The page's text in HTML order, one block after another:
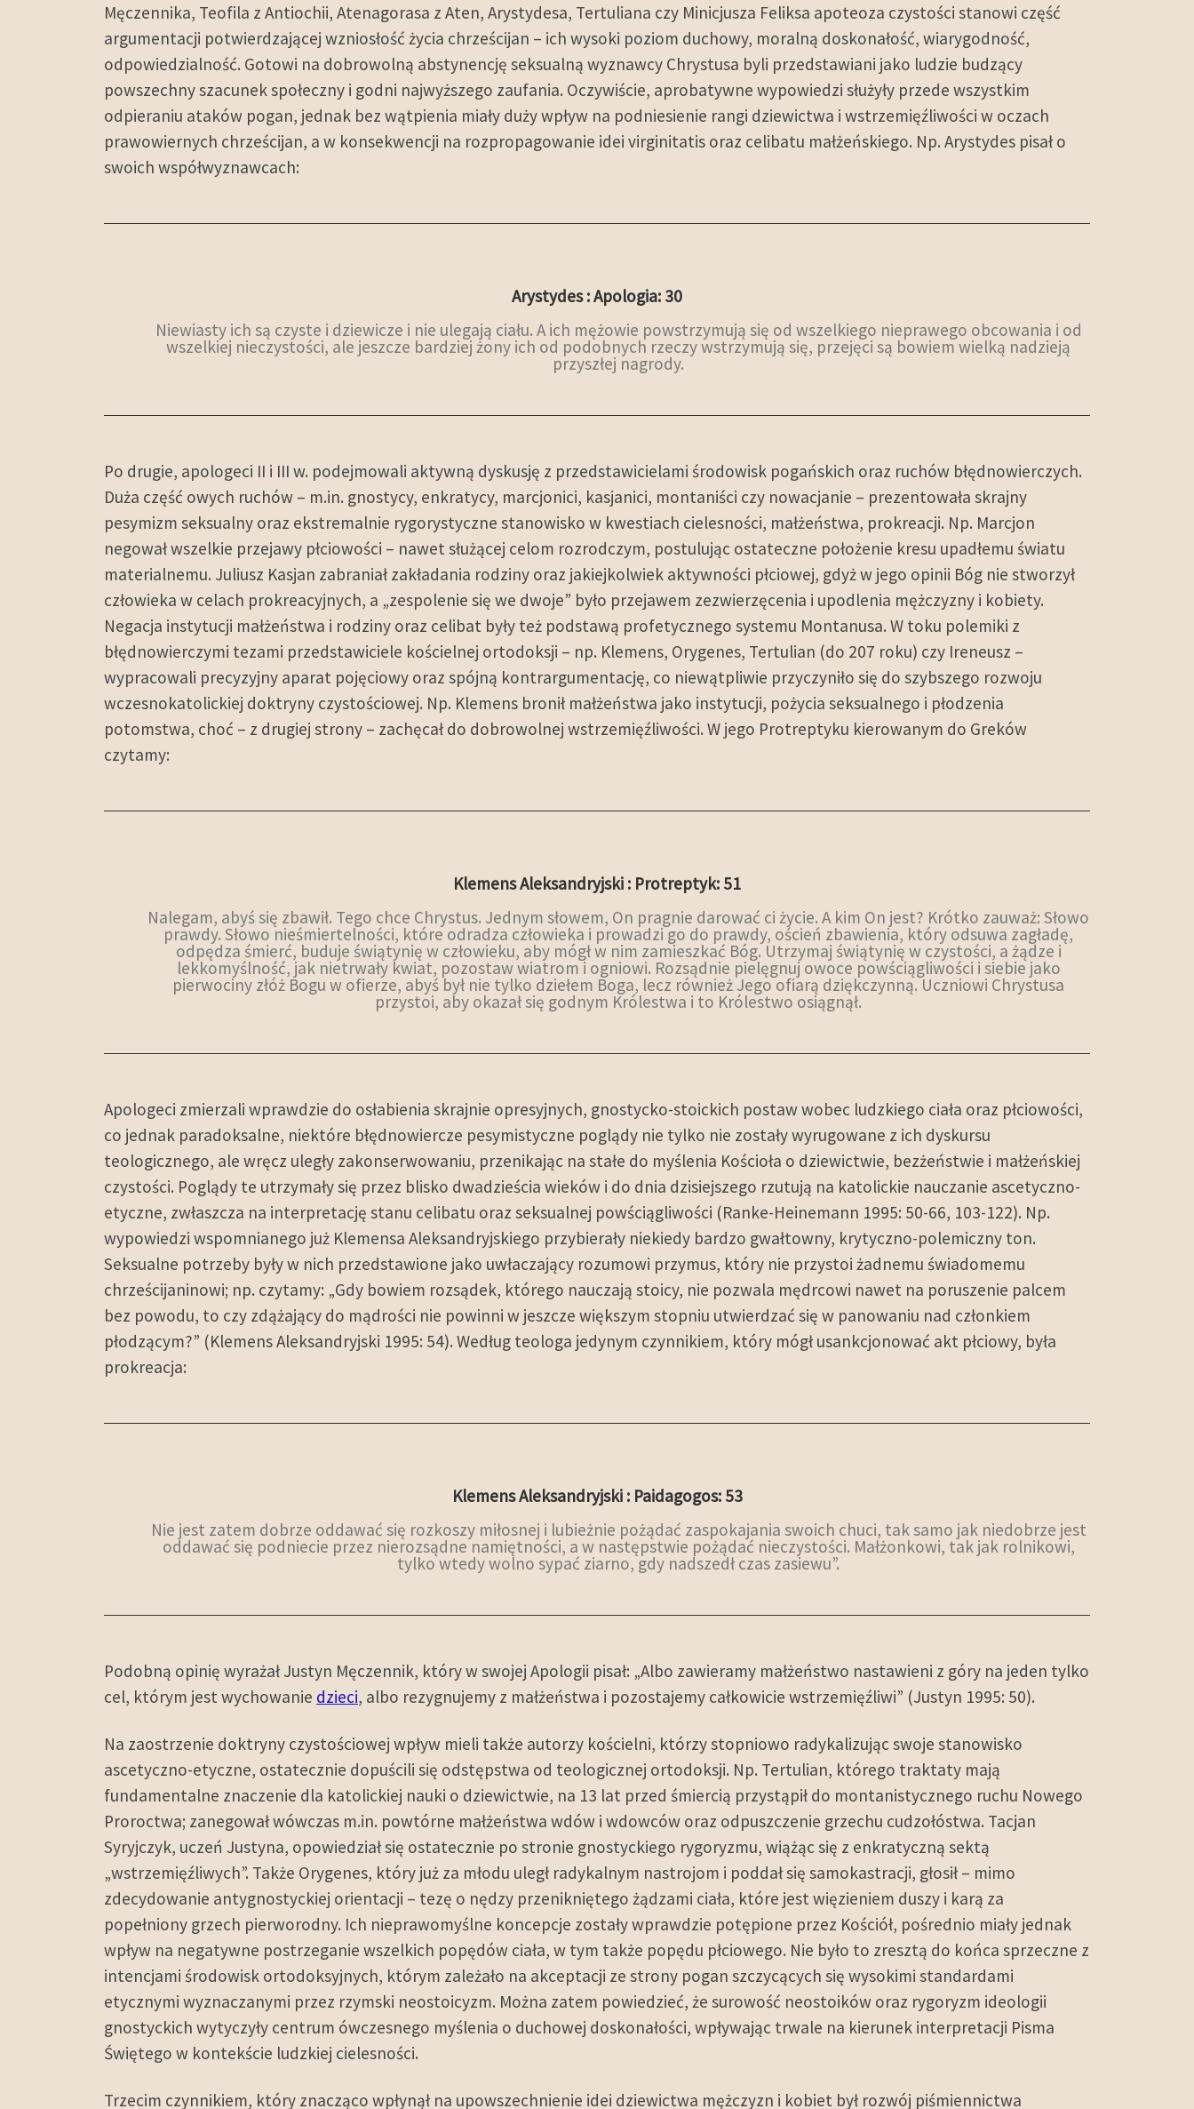
Męczennika, Teofila z Antiochii, Atenagorasa z Aten, Arystydesa, Tertuliana czy Minicjusza Feliksa apoteoza czystości stanowi część
argumentacji potwierdzającej wzniosłość życia chrześcijan – ich wysoki poziom duchowy, moralną doskonałość, wiarygodność,
odpowiedzialność. Gotowi na dobrowolną abstynencję seksualną wyznawcy Chrystusa byli przedstawiani jako ludzie budzący
powszechny szacunek społeczny i godni najwyższego zaufania. Oczywiście, aprobatywne wypowiedzi służyły przede wszystkim
odpieraniu ataków pogan, jednak bez wątpienia miały duży wpływ na podniesienie rangi dziewictwa i wstrzemięźliwości w oczach
prawowiernych chrześcijan, a w konsekwencji na rozpropagowanie idei virginitatis oraz celibatu małżeńskiego. Np. Arystydes pisał o
swoich współwyznawcach:
Arystydes : Apologia: 30
Niewiasty ich są czyste i dziewicze i nie ulegają ciału. A ich mężowie powstrzymują się od wszelkiego nieprawego obcowania i od
wszelkiej nieczystości, ale jeszcze bardziej żony ich od podobnych rzeczy wstrzymują się, przejęci są bowiem wielką nadzieją
przyszłej nagrody.
Po drugie, apologeci II i III w. podejmowali aktywną dyskusję z przedstawicielami środowisk pogańskich oraz ruchów błędnowierczych.
Duża część owych ruchów – m.in. gnostycy, enkratycy, marcjonici, kasjanici, montaniści czy nowacjanie – prezentowała skrajny
pesymizm seksualny oraz ekstremalnie rygorystyczne stanowisko w kwestiach cielesności, małżeństwa, prokreacji. Np. Marcjon
negował wszelkie przejawy płciowości – nawet służącej celom rozrodczym, postulując ostateczne położenie kresu upadłemu światu
materialnemu. Juliusz Kasjan zabraniał zakładania rodziny oraz jakiejkolwiek aktywności płciowej, gdyż w jego opinii Bóg nie stworzył
człowieka w celach prokreacyjnych, a „zespolenie się we dwoje” było przejawem zezwierzęcenia i upodlenia mężczyzny i kobiety.
Negacja instytucji małżeństwa i rodziny oraz celibat były też podstawą profetycznego systemu Montanusa. W toku polemiki z
błędnowierczymi tezami przedstawiciele kościelnej ortodoksji – np. Klemens, Orygenes, Tertulian (do 207 roku) czy Ireneusz –
wypracowali precyzyjny aparat pojęciowy oraz spójną kontrargumentację, co niewątpliwie przyczyniło się do szybszego rozwoju
wczesnokatolickiej doktryny czystościowej. Np. Klemens bronił małżeństwa jako instytucji, pożycia seksualnego i płodzenia
potomstwa, choć – z drugiej strony – zachęcał do dobrowolnej wstrzemięźliwości. W jego Protreptyku kierowanym do Greków
czytamy:
Klemens Aleksandryjski : Protreptyk: 51
Nalegam, abyś się zbawił. Tego chce Chrystus. Jednym słowem, On pragnie darować ci życie. A kim On jest? Krótko zauważ: Słowo
prawdy. Słowo nieśmiertelności, które odradza człowieka i prowadzi go do prawdy, oścień zbawienia, który odsuwa zagładę,
odpędza śmierć, buduje świątynię w człowieku, aby mógł w nim zamieszkać Bóg. Utrzymaj świątynię w czystości, a żądze i
lekkomyślność, jak nietrwały kwiat, pozostaw wiatrom i ogniowi. Rozsądnie pielęgnuj owoce powściągliwości i siebie jako
pierwociny złóż Bogu w ofierze, abyś był nie tylko dziełem Boga, lecz również Jego ofiarą dziękczynną. Uczniowi Chrystusa
przystoi, aby okazał się godnym Królestwa i to Królestwo osiągnął.
Apologeci zmierzali wprawdzie do osłabienia skrajnie opresyjnych, gnostycko-stoickich postaw wobec ludzkiego ciała oraz płciowości,
co jednak paradoksalne, niektóre błędnowiercze pesymistyczne poglądy nie tylko nie zostały wyrugowane z ich dyskursu
teologicznego, ale wręcz uległy zakonserwowaniu, przenikając na stałe do myślenia Kościoła o dziewictwie, bezżeństwie i małżeńskiej
czystości. Poglądy te utrzymały się przez blisko dwadzieścia wieków i do dnia dzisiejszego rzutują na katolickie nauczanie ascetyczno-
etyczne, zwłaszcza na interpretację stanu celibatu oraz seksualnej powściągliwości (Ranke-Heinemann 1995: 50-66, 103-122). Np.
wypowiedzi wspomnianego już Klemensa Aleksandryjskiego przybierały niekiedy bardzo gwałtowny, krytyczno-polemiczny ton.
Seksualne potrzeby były w nich przedstawione jako uwłaczający rozumowi przymus, który nie przystoi żadnemu świadomemu
chrześcijaninowi; np. czytamy: „Gdy bowiem rozsądek, którego nauczają stoicy, nie pozwala mędrcowi nawet na poruszenie palcem
bez powodu, to czy zdążający do mądrości nie powinni w jeszcze większym stopniu utwierdzać się w panowaniu nad członkiem
płodzącym?” (Klemens Aleksandryjski 1995: 54). Według teologa jedynym czynnikiem, który mógł usankcjonować akt płciowy, była
prokreacja:
Klemens Aleksandryjski : Paidagogos: 53
Nie jest zatem dobrze oddawać się rozkoszy miłosnej i lubieżnie pożądać zaspokajania swoich chuci, tak samo jak niedobrze jest
oddawać się podniecie przez nierozsądne namiętności, a w następstwie pożądać nieczystości. Małżonkowi, tak jak rolnikowi,
tylko wtedy wolno sypać ziarno, gdy nadszedł czas zasiewu”.
Podobną opinię wyrażał Justyn Męczennik, który w swojej Apologii pisał: „Albo zawieramy małżeństwo nastawieni z góry na jeden tylko
cel, którym jest wychowanie dzieci, albo rezygnujemy z małżeństwa i pozostajemy całkowicie wstrzemięźliwi” (Justyn 1995: 50).
Na zaostrzenie doktryny czystościowej wpływ mieli także autorzy kościelni, którzy stopniowo radykalizując swoje stanowisko
ascetyczno-etyczne, ostatecznie dopuścili się odstępstwa od teologicznej ortodoksji. Np. Tertulian, którego traktaty mają
fundamentalne znaczenie dla katolickiej nauki o dziewictwie, na 13 lat przed śmiercią przystąpił do montanistycznego ruchu Nowego
Proroctwa; zanegował wówczas m.in. powtórne małżeństwa wdów i wdowców oraz odpuszczenie grzechu cudzołóstwa. Tacjan
Syryjczyk, uczeń Justyna, opowiedział się ostatecznie po stronie gnostyckiego rygoryzmu, wiążąc się z enkratyczną sektą
„wstrzemięźliwych”. Także Orygenes, który już za młodu uległ radykalnym nastrojom i poddał się samokastracji, głosił – mimo
zdecydowanie antygnostyckiej orientacji – tezę o nędzy przenikniętego żądzami ciała, które jest więzieniem duszy i karą za
popełniony grzech pierworodny. Ich nieprawomyślne koncepcje zostały wprawdzie potępione przez Kościół, pośrednio miały jednak
wpływ na negatywne postrzeganie wszelkich popędów ciała, w tym także popędu płciowego. Nie było to zresztą do końca sprzeczne z
intencjami środowisk ortodoksyjnych, którym zależało na akceptacji ze strony pogan szczycących się wysokimi standardami
etycznymi wyznaczanymi przez rzymski neostoicyzm. Można zatem powiedzieć, że surowość neostoików oraz rygoryzm ideologii
gnostyckich wytyczyły centrum ówczesnego myślenia o duchowej doskonałości, wpływając trwale na kierunek interpretacji Pisma
Świętego w kontekście ludzkiej cielesności.
Trzecim czynnikiem, który znacząco wpłynął na upowszechnienie idei dziewictwa mężczyzn i kobiet był rozwój piśmiennictwa